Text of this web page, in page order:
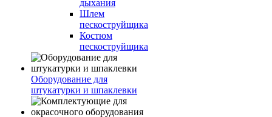
дыхания
Шлем
пескоструйщика
Костюм
пескоструйщика
Оборудование для
штукатурки и шпаклевки